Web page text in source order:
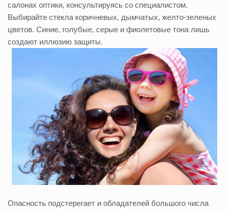
салонах оптики, консультируясь со специалистом.
Выбирайте стекла коричневых, дымчатых, желто-зеленых
цветов. Синие, голубые, серые и фиолетовые тона лишь
создают иллюзию защиты.
Опасность подстерегает и обладателей большого числа